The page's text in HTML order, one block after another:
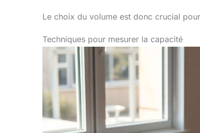
Le choix du volume est donc crucial
Techniques pour mesurer la capacité